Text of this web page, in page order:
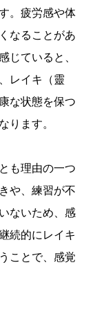
。疲労感や体
なることがあ
じていると、
レイキ（靈
な状態を保つ
ります。
も理由の一つ
や、練習が不
ないため、感
続的にレイキ
ことで、感覚